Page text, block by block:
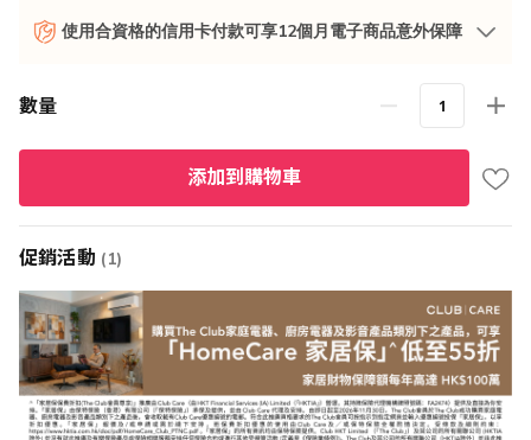
使用合資格的信用卡付款可享12個月電子商品意外保障
數量
添加到購物車
促銷活動 (1)